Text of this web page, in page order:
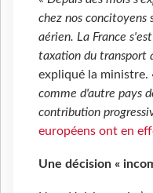
chez nos
aérien. La France
taxation du transport
expliqué la ministre.
comme d'autre pays
contribution
européens ont en
Une décision «